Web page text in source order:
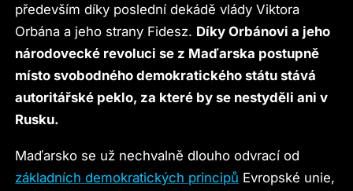
především díky poslední dekádě vlády Viktora
Orbána a jeho strany Fidesz. Díky Orbánovi a jeho
národovecké revoluci se z Maďarska postupně
místo svobodného demokratického státu stává
autoritářské peklo, za které by se nestyděli ani v
Rusku.
Maďarsko se už nechvalně dlouho odvrací od
základních demokratických principů Evropské unie,